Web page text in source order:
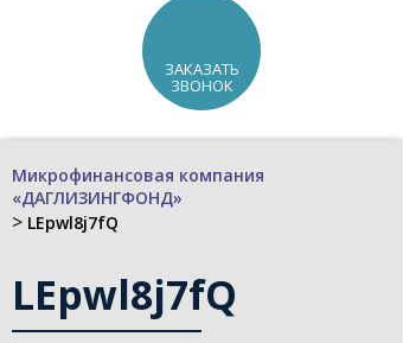
ЗАКАЗАТЬ
ЗВОНОК
Микрофинансовая компания
«ДАГЛИЗИНГФОНД»
> LEpwl8j7fQ
LEpwl8j7fQ